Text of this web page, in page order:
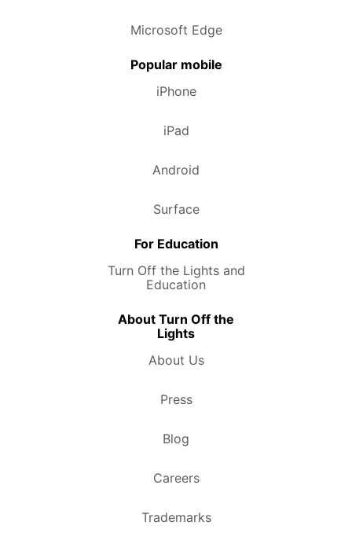
Microsoft Edge
Popular mobile
iPhone
iPad
Android
Surface
For Education
Turn Off the Lights and
Education
About Turn Off the
Lights
About Us
Press
Blog
Careers
Trademarks